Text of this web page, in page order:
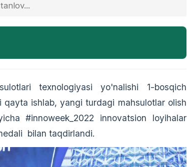
texnologiyasi yo'nalishi 1-bosqich
ishlab, yangi turdagi mahsulotlar olish
#innoweek_2022 innovatsion loyihalar
bilan taqdirlandi.